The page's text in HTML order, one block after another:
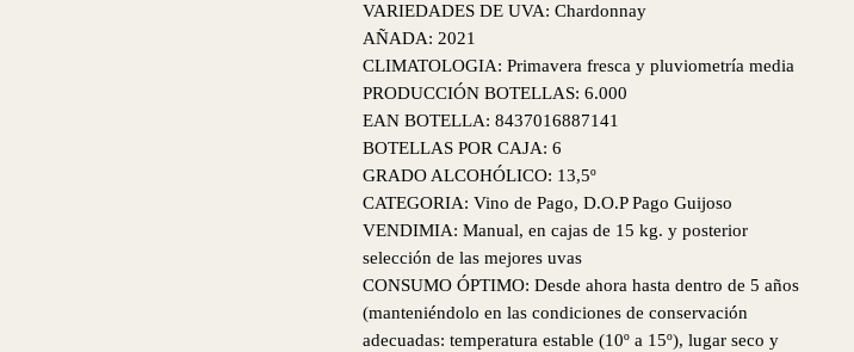
VARIEDADES DE UVA: Chardonnay
AÑADA: 2021
CLIMATOLOGIA: Primavera fresca y pluviometría media
PRODUCCIÓN BOTELLAS: 6.000
EAN BOTELLA: 8437016887141
BOTELLAS POR CAJA: 6
GRADO ALCOHÓLICO: 13,5º
CATEGORIA: Vino de Pago, D.O.P Pago Guijoso
VENDIMIA: Manual, en cajas de 15 kg. y posterior
selección de las mejores uvas
CONSUMO ÓPTIMO: Desde ahora hasta dentro de 5 años
(manteniéndolo en las condiciones de conservación
adecuadas: temperatura estable (10º a 15º), lugar seco y